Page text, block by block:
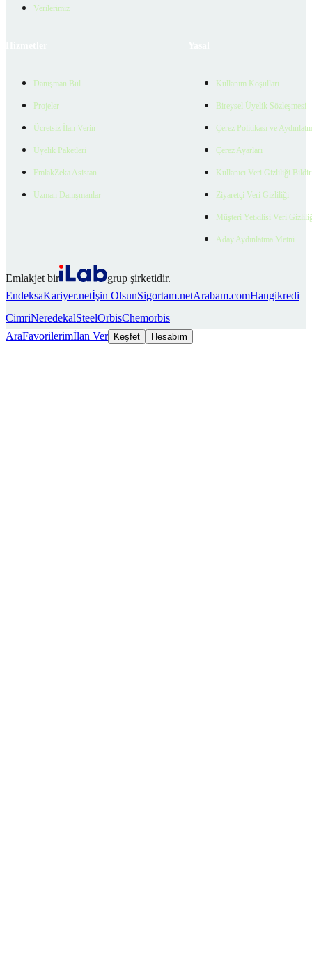
Verilerimiz
Danışman Bul
Projeler
Ücretsiz İlan Verin
Üyelik Paketleri
EmlakZeka Asistan
Uzman Danışmanlar
Kullanım Koşulları
Bireysel Üyelik Sözleşmesi
Çerez Politikası ve
Çerez Ayarları
Kullanıcı Veri Gizliliği
Ziyaretçi Veri Gizliliği
Müşteri Yetkilisi Veri
Aday Aydınlatma Metni
Emlakjet bir
grup şirketidir.
EndeksaKariyer.netİşin OlsunSigortam.netArabam.comHangikredi
CimriNeredekalSteelOrbisChemorbis
AraFavorilerimİlan Ver Keşfet Hesabım